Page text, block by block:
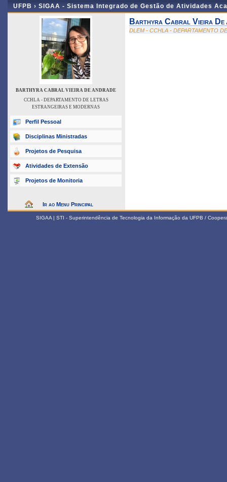
UFPB › SIGAA - Sistema Integrado de Gestão de Atividades
BARTHYRA CABRAL VIEIRA DE ANDRADE
CCHLA - DEPARTAMENTO DE LETRAS
ESTRANGEIRAS E MODERNAS
Perfil Pessoal
Disciplinas Ministradas
Projetos de Pesquisa
Atividades de Extensão
Projetos de Monitoria
Ir ao Menu Principal
Barthyra Cabral Vieira De
DLEM - CCHLA - DEPARTAMENTO
SIGAA | STI - Superintendência de Tecnologia da Informação da UFPB /